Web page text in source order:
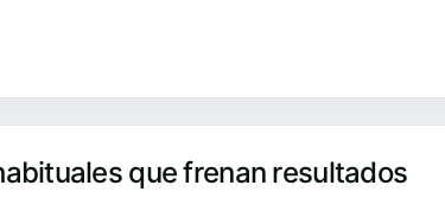
que frenan resultados